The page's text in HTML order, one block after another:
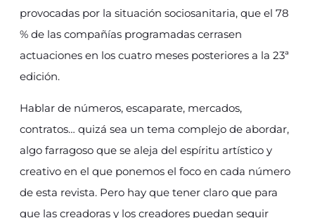
provocadas por la situación sociosanitaria, que el 78
% de las compañías programadas cerrasen
actuaciones en los cuatro meses posteriores a la 23ª
edición.
Hablar de números, escaparate, mercados,
contratos… quizá sea un tema complejo de abordar,
algo farragoso que se aleja del espíritu artístico y
creativo en el que ponemos el foco en cada número
de esta revista. Pero hay que tener claro que para
que las creadoras y los creadores puedan seguir